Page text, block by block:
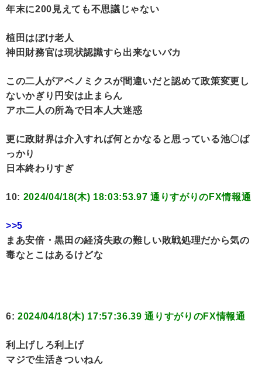
年末に200見えても不思議じゃない
植田はぼけ老人
神田財務官は現状認識すら出来ないバカ
この二人がアベノミクスが間違いだと認めて政策変更し
ないかぎり円安は止まらん
アホ二人の所為で日本人大迷惑
更に政財界は介入すれば何とかなると思っている池〇ば
っかり
日本終わりすぎ
10: 2024/04/18(木) 18:03:53.97 通りすがりのFX情報通
>>5
まあ安倍・黒田の経済失政の難しい敗戦処理だから気の
毒なとこはあるけどな
6: 2024/04/18(木) 17:57:36.39 通りすがりのFX情報通
利上げしろ利上げ
マジで生活きついねん